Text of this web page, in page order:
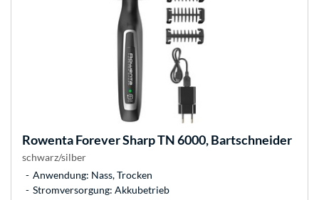
RowentaForever Sharp TN 6000, Bartschneider
schwarz/silber
Anwendung: Nass, Trocken
Stromversorgung: Akkubetrieb